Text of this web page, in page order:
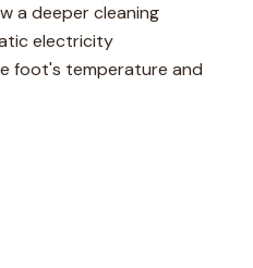
a deeper cleaning
electricity
foot's temperature and